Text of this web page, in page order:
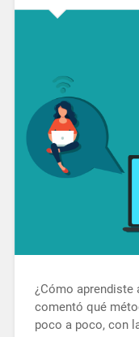
¿Cómo aprendiste
comentó qué
poco a poco, con